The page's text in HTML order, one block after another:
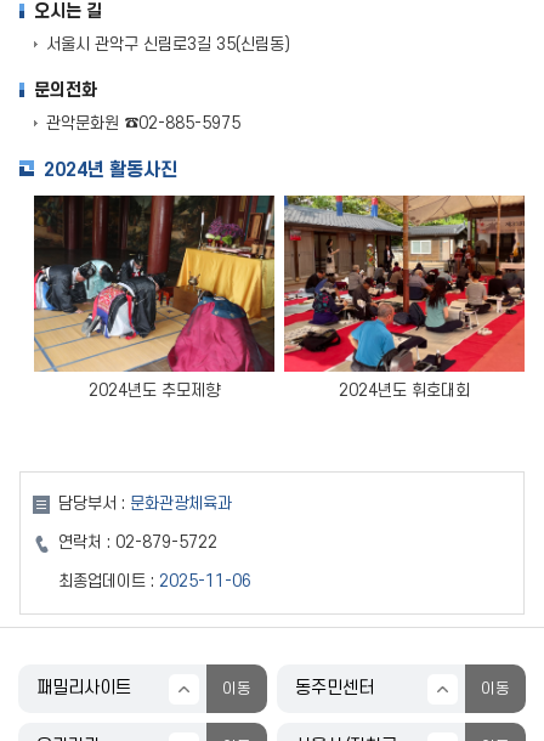
오시는 길
서울시 관악구 신림로3길 35(신림동)
문의전화
관악문화원 ☎02-885-5975
2024년 활동사진
2024년도 추모제향 2024년도 휘호대회
담당부서 : 문화관광체육과
연락처 : 02-879-5722
최종업데이트 : 2025-11-06